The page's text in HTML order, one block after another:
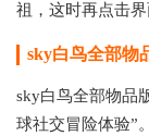
祖，这时再点击
sky白鸟全部物
sky白鸟全部物品
球社交冒险体验”